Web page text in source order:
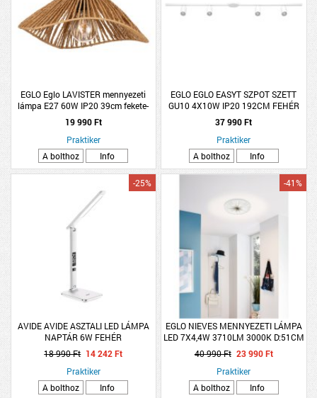
EGLO Eglo LAVISTER mennyezeti
lámpa E27 60W IP20 39cm fekete-
natúr
19 990 Ft
Praktiker
A bolthoz
Info
EGLO EGLO EASYT SZPOT SZETT
GU10 4X10W IP20 192CM FEHÉR
37 990 Ft
Praktiker
A bolthoz
Info
AVIDE AVIDE ASZTALI LED LÁMPA
NAPTÁR 6W FEHÉR
-25%
18 990 Ft 14 242 Ft
Praktiker
A bolthoz
Info
EGLO NIEVES MENNYEZETI LÁMPA
LED 7X4,4W 3710LM 3000K D:51CM
FEHÉR
-41%
40 990 Ft 23 990 Ft
Praktiker
A bolthoz
Info